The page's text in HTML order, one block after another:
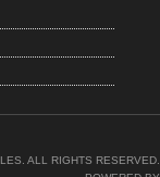
ALL RIGHTS RESERVED.